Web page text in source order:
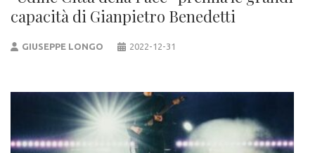
capacità di Gianpietro Benedetti
GIUSEPPE LONGO 2022-12-31